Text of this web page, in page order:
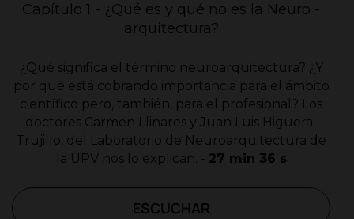
Capítulo 1 - ¿Qué es y qué no es la Neuro -
arquitectura?
¿Qué significa el término neuroarquitectura? ¿Y
por qué está cobrando importancia para el ámbito
científico pero, también, para el profesional? Los
doctores Carmen Llinares y Juan Luis Higuera-
Trujillo, del Laboratorio de Neuroarquitectura de
la UPV nos lo explican. - 27 min 36 s
ESCUCHAR